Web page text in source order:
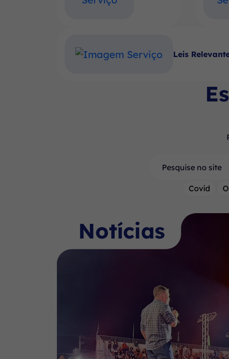
Leis
Pesquisar
Covid
Notícias